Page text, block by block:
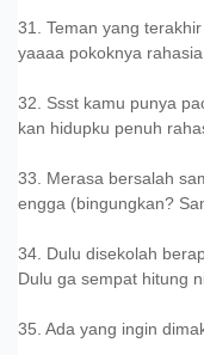
31. Teman yang
yaaaa pokoknya
32. Ssst kamu punya
kan hidupku penuh
33. Merasa bersalah
engga (bingungkan?
34. Dulu disekolah
Dulu ga sempat hitung
35. Ada yang ingin